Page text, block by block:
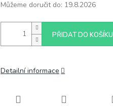
Můžeme doručit do: 19.8.2026
PŘIDAT DO KOŠÍKU
Detailní informace